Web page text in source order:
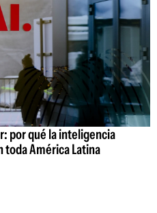
por qué la inteligencia
toda América Latina